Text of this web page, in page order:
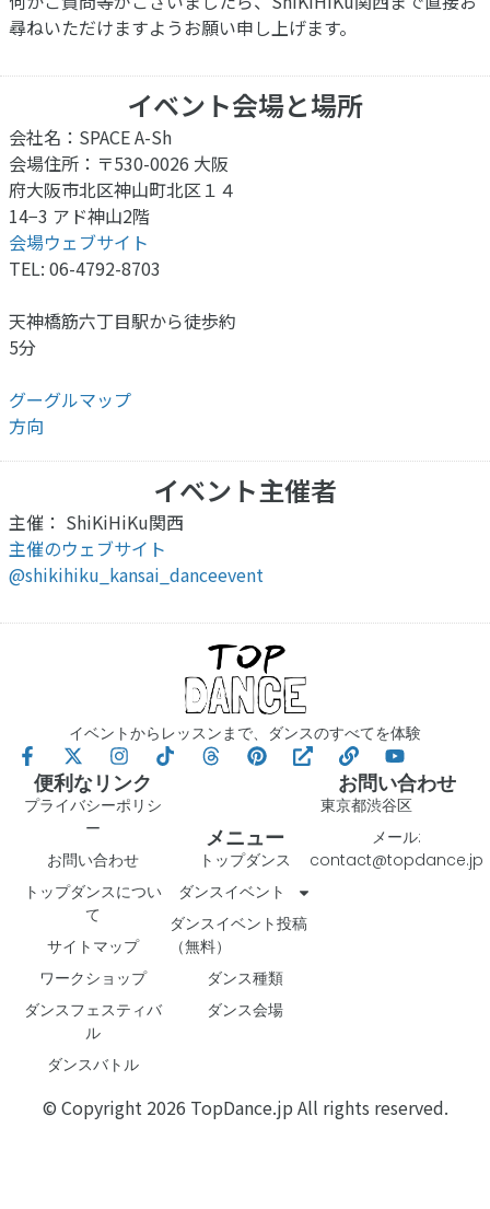
尋ねいただけますようお願い申し上げます。
イベント会場と場所
会社名：SPACE A-Sh
会場住所：〒530-0026 大阪
府大阪市北区神山町北区１４
14−3 アド神山2階
会場ウェブサイト
TEL: 06-4792-8703
天神橋筋六丁目駅から徒歩約
5分
グーグルマップ
方向
イベント主催者
主催： ShiKiHiKu関西
主催のウェブサイト
@shikihiku_kansai_danceevent
イベントからレッスンまで、ダンスのすべてを体験
便利なリンク
プライバシーポリシ
ー
お問い合わせ
トップダンスについ
て
サイトマップ
ワークショップ
ダンスフェスティバ
ル
ダンスバトル
メニュー
トップダンス
ダンスイベント
ダンスイベント投稿
（無料）
ダンス種類
ダンス会場
お問い合わせ
東京都渋谷区
メール:
contact@topdance.jp
© Copyright 2026 TopDance.jp All rights reserved.